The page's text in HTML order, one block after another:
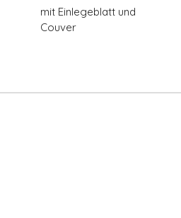
mit Einlegeblatt und
Couver